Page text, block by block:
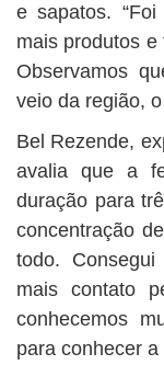
e sapatos.
mais produtos
Observamos
veio da região,
Bel Rezende,
avalia que a
duração para
concentração
todo.
mais contato
conhecemos
para conhecer a